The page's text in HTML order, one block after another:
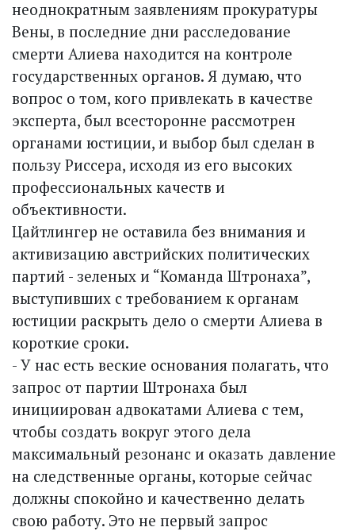
неоднократным заявлениям прокуратуры
Вены, в последние дни расследование
смерти Алиева находится на контроле
государственных органов. Я думаю, что
вопрос о том, кого привлекать в качестве
эксперта, был всесторонне рассмотрен
органами юстиции, и выбор был сделан в
пользу Риссера, исходя из его высоких
профессиональных качеств и
объективности.
Цайтлингер не оставила без внимания и
активизацию австрийских политических
партий - зеленых и “Команда Штронаха”,
выступивших с требованием к органам
юстиции раскрыть дело о смерти Алиева в
короткие сроки.
- У нас есть веские основания полагать, что
запрос от партии Штронаха был
инициирован адвокатами Алиева с тем,
чтобы создать вокруг этого дела
максимальный резонанс и оказать давление
на следственные органы, которые сейчас
должны спокойно и качественно делать
свою работу. Это не первый запрос